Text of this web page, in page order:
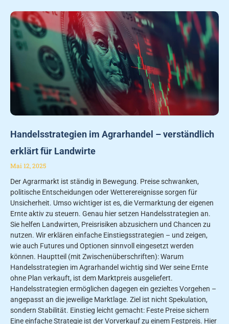
Handelsstrategien im Agrarhandel – verständlich
erklärt für Landwirte
Mai 12, 2025
Der Agrarmarkt ist ständig in Bewegung. Preise schwanken,
politische Entscheidungen oder Wetterereignisse sorgen für
Unsicherheit. Umso wichtiger ist es, die Vermarktung der eigenen
Ernte aktiv zu steuern. Genau hier setzen Handelsstrategien an.
Sie helfen Landwirten, Preisrisiken abzusichern und Chancen zu
nutzen. Wir erklären einfache Einstiegsstrategien – und zeigen,
wie auch Futures und Optionen sinnvoll eingesetzt werden
können. Hauptteil (mit Zwischenüberschriften): Warum
Handelsstrategien im Agrarhandel wichtig sind Wer seine Ernte
ohne Plan verkauft, ist dem Marktpreis ausgeliefert.
Handelsstrategien ermöglichen dagegen ein gezieltes Vorgehen –
angepasst an die jeweilige Marktlage. Ziel ist nicht Spekulation,
sondern Stabilität. Einstieg leicht gemacht: Feste Preise sichern
Eine einfache Strategie ist der Vorverkauf zu einem Festpreis. Hier